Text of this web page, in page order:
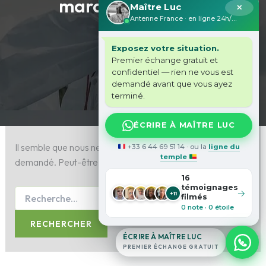
marabout fertilité
Il semble que nous ne pouvons pas trouver le contenu
demandé. Peut-être qu’une recherche peut vous aider.
✕
Maître Luc
Antenne France · en ligne 24h/24
Exposez votre situation.
Premier échange gratuit et
confidentiel — rien ne vous est
demandé avant que vous ayez
terminé.
ÉCRIRE À MAÎTRE LUC
+33 6 44 69 51 14 · ou la ligne du
temple
+11
16
témoignages
filmés
0 note · 0 étoile
→
ÉCRIRE À MAÎTRE LUC
PREMIER ÉCHANGE GRATUIT